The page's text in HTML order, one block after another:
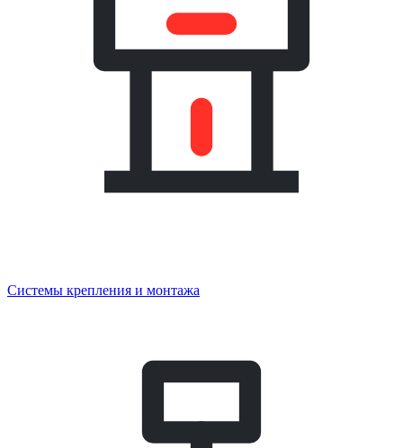
Системы крепления и монтажа